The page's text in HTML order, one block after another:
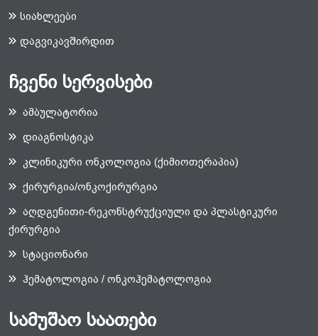
სიახლეები
დაგვიკავშირდით
ჩვენი სერვისები
ამბულატორია
დიაგნოსტიკა
კლინიკური ონკოლოგია (ქიმიოთერაპია)
ქირურგია/ონკოქირურგია
აღდგენითი-რეკონსტრუქციული და პლასტიკური
ქირურგია
სტაციონარი
ჰემატოლოგია / ონკოჰემატოლოგია
სამუშაო საათები